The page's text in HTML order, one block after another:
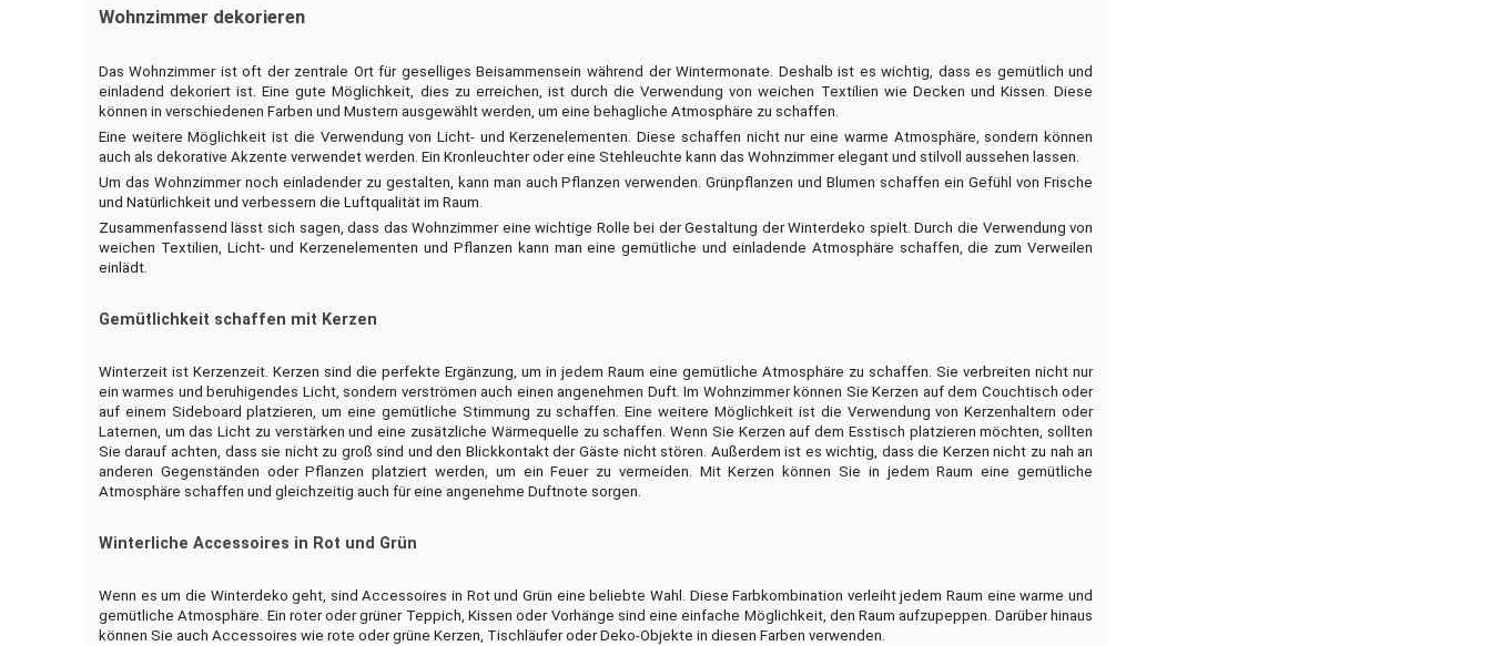
Wohnzimmer dekorieren
Das Wohnzimmer ist oft der zentrale Ort für geselliges Beisammensein während der Wintermonate. Deshalb ist es wichtig, dass es gemütlich und
einladend dekoriert ist. Eine gute Möglichkeit, dies zu erreichen, ist durch die Verwendung von weichen Textilien wie Decken und Kissen. Diese
können in verschiedenen Farben und Mustern ausgewählt werden, um eine behagliche Atmosphäre zu schaffen.
Eine weitere Möglichkeit ist die Verwendung von Licht- und Kerzenelementen. Diese schaffen nicht nur eine warme Atmosphäre, sondern können
auch als dekorative Akzente verwendet werden. Ein Kronleuchter oder eine Stehleuchte kann das Wohnzimmer elegant und stilvoll aussehen lassen.
Um das Wohnzimmer noch einladender zu gestalten, kann man auch Pflanzen verwenden. Grünpflanzen und Blumen schaffen ein Gefühl von Frische
und Natürlichkeit und verbessern die Luftqualität im Raum.
Zusammenfassend lässt sich sagen, dass das Wohnzimmer eine wichtige Rolle bei der Gestaltung der Winterdeko spielt. Durch die Verwendung von
weichen Textilien, Licht- und Kerzenelementen und Pflanzen kann man eine gemütliche und einladende Atmosphäre schaffen, die zum Verweilen
einlädt.
Gemütlichkeit schaffen mit Kerzen
Winterzeit ist Kerzenzeit. Kerzen sind die perfekte Ergänzung, um in jedem Raum eine gemütliche Atmosphäre zu schaffen. Sie verbreiten nicht nur
ein warmes und beruhigendes Licht, sondern verströmen auch einen angenehmen Duft. Im Wohnzimmer können Sie Kerzen auf dem Couchtisch oder
auf einem Sideboard platzieren, um eine gemütliche Stimmung zu schaffen. Eine weitere Möglichkeit ist die Verwendung von Kerzenhaltern oder
Laternen, um das Licht zu verstärken und eine zusätzliche Wärmequelle zu schaffen. Wenn Sie Kerzen auf dem Esstisch platzieren möchten, sollten
Sie darauf achten, dass sie nicht zu groß sind und den Blickkontakt der Gäste nicht stören. Außerdem ist es wichtig, dass die Kerzen nicht zu nah an
anderen Gegenständen oder Pflanzen platziert werden, um ein Feuer zu vermeiden. Mit Kerzen können Sie in jedem Raum eine gemütliche
Atmosphäre schaffen und gleichzeitig auch für eine angenehme Duftnote sorgen.
Winterliche Accessoires in Rot und Grün
Wenn es um die Winterdeko geht, sind Accessoires in Rot und Grün eine beliebte Wahl. Diese Farbkombination verleiht jedem Raum eine warme und
gemütliche Atmosphäre. Ein roter oder grüner Teppich, Kissen oder Vorhänge sind eine einfache Möglichkeit, den Raum aufzupeppen. Darüber hinaus
können Sie auch Accessoires wie rote oder grüne Kerzen, Tischläufer oder Deko-Objekte in diesen Farben verwenden.